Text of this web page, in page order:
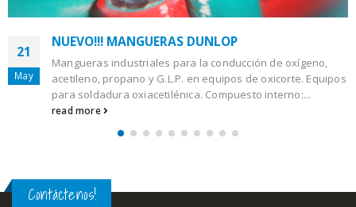
07
Nov
Nueva linea de CONSUMIBLES BLUWELD,
China. Excelentes precios y calidad.-
Ingrese a los siguientes links para ver la linea
productos, están separados en MIG, TIG y PLASMA: ...
read more
Contáctenos!